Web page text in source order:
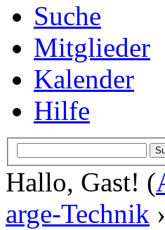
Suche
Mitglieder
Kalender
Hilfe
Hallo, Gast! (
arge-Technik ›